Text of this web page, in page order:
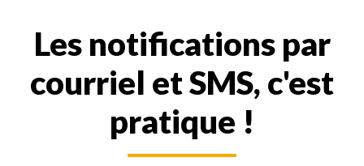
Les notifications par
courriel et SMS, c'est
pratique !